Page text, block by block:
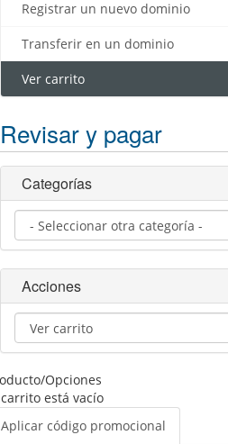
Registrar un nuevo dominio
Transferir en un dominio
Ver carrito
Revisar y pagar
Categorías
Acciones
Opciones
está vacío
Aplicar código promocional